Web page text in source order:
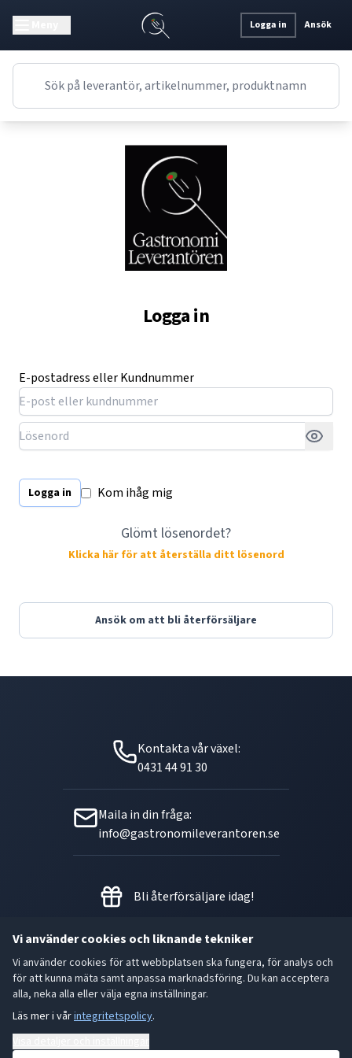
Vi använder cookies och liknande tekniker
Vi använder cookies för att webbplatsen ska fungera, för analys och
för att kunna mäta samt anpassa marknadsföring. Du kan acceptera
alla, neka alla eller välja egna inställningar.
Läs mer i vårintegritetspolicy.
Logga in Ansök
Logga in
E-postadress eller Kundnummer
Logga in Kom ihåg mig
Glömt lösenordet?
Klicka här för att återställa ditt lösenord
Ansök om att bli återförsäljare
Kontakta vår växel:
0431 44 91 30
Maila in din fråga:
info@gastronomileverantoren.se
Bli återförsäljare idag!
Metallgatan 21 B, 262 72
Ängelholm Orgnr: 556493-5780